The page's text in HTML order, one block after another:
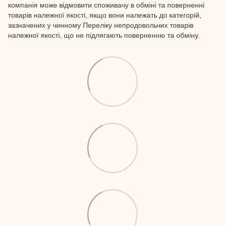
компанія може відмовити споживачу в обміні та поверненні
товарів належної якості, якщо вони належать до категорій,
зазначених у чинному Переліку непродовольчих товарів
належної якості, що не підлягають поверненню та обміну.